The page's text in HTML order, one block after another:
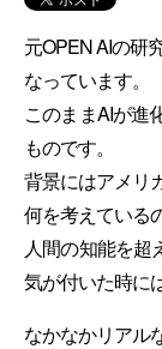
元OPEN AIの研
なっています。
このままAIが進
ものです。
背景にはアメリ
何を考えている
人間の知能を超
気が付いた時に
なかなかリアル